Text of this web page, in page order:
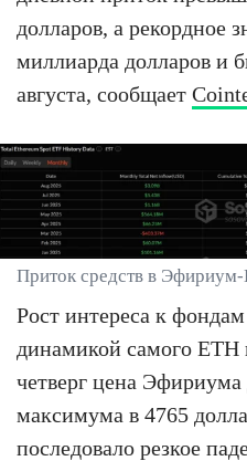
долларов, а рекордное
миллиарда долларов и
августа, сообщает
Приток средств в Эфириум-
Рост интереса к
динамикой самого ETH
четверг цена Эфириума
максимума в 4765
последовало резкое